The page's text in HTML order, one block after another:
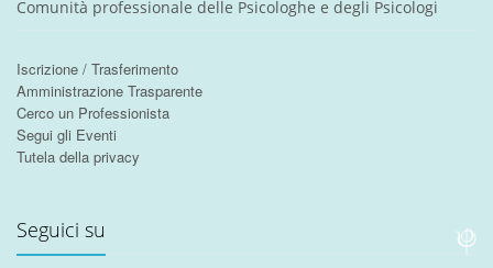
Comunità professionale delle Psicologhe e degli Psicologi
Iscrizione / Trasferimento
Amministrazione Trasparente
Cerco un Professionista
Segui gli Eventi
Tutela della privacy
Seguici su